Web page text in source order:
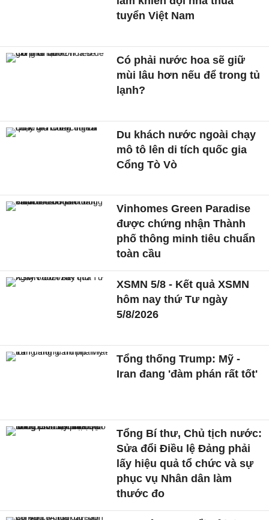
tuyển Việt Nam
Có phải nước hoa sẽ giữ
mùi lâu hơn nếu để trong tủ
lạnh?
Du khách nước ngoài chạy
mô tô lên di tích quốc gia
Cổng Tò Vò
Vinhomes Green Paradise
được chứng nhận Thành
phố thông minh tiêu chuẩn
toàn cầu
XSMN 5/8 - Kết quả XSMN
hôm nay thứ Tư ngày
5/8/2026
Tổng thống Trump: Mỹ -
Iran đang 'đàm phán rất tốt'
Tổng Bí thư, Chủ tịch nước:
Sửa đổi Điều lệ Đảng phải
lấy hiệu quả tổ chức và sự
phục vụ Nhân dân làm
thước đo